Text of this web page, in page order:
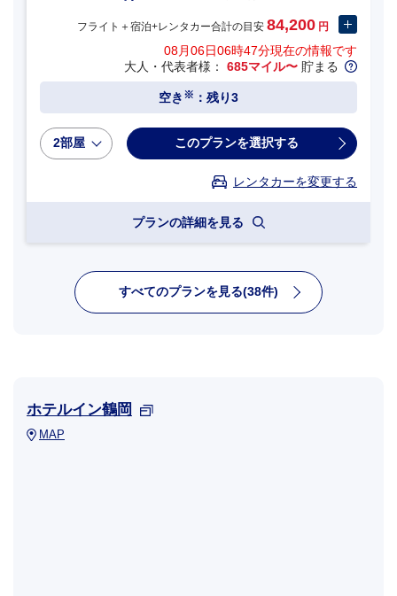
フライト＋宿泊+レンタカー合計の目安 84,200 円
08月06日06時47分現在の情報です
大人・代表者様： 685マイル〜 貯まる
空き ※ ：残り3
2部屋 このプランを選択する
レンタカーを変更する
プランの詳細を見る
すべてのプランを見る(38件)
ホテルイン鶴岡
MAP